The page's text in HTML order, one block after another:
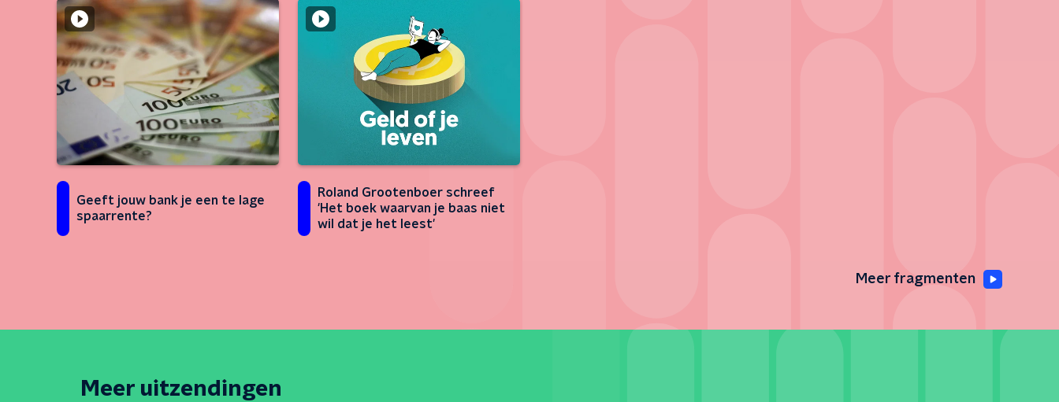
Geeft jouw bank je een te lage
spaarrente?
Roland Grootenboer schreef
'Het boek waarvan je baas niet
wil dat je het leest'
Meer fragmenten
Meer uitzendingen